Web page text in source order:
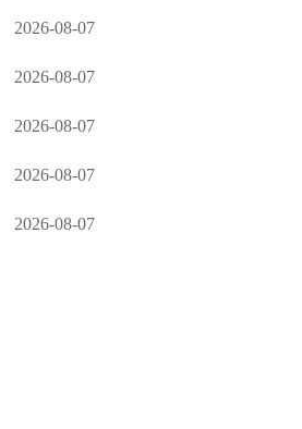
2026-08-07
2026-08-07
2026-08-07
2026-08-07
2026-08-07